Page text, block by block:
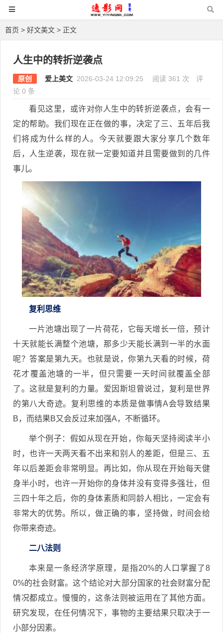
首页 > 好文美文 > 正文
人生中的转折逆袭点
原创 爱上美文 2026-03-24 12:09:25 阅读 361 次
评
论 0 条
看见这里，或许对你人生中的转折逆袭点，会有一
定的帮助。我们现在正在做的事，决定了三、五年后我
们将成为什么样的人。今天就要跟大家分享几个数年
后，人生逆袭，现在就一定要知道并且需要做到的几件
事儿。
复利思维
一片池塘出现了一片荷花，它每天增长一倍，预计
十天就能长满整个池塘，那多少天能长满到一半的水面
呢？答案是第九天。也就是说，你第九天看的时候，荷
花才覆盖池塘的一半，但只需要一天时间就覆盖全部
了。这就是复利的力量。爱因斯坦曾说过，复利是世界
的第八大奇迹。复利思维的本质是做事情A会导致结果
B，而结果B又会反过来加强A，不断循环。
举个例子：假如从现在开始，你每天坚持阅读半小
时，也许一天两天看不出来和别人的差距，但是三、五
年以后差距会非常明显。再比如，你从现在开始每天健
身半小时，也许一开始你的身体并没有变得多强壮，但
三四十年之后，你的身体素质和同龄人相比，一定会有
非常大的优势。所以，做正确的事，坚持做，时间会给
你带来奇迹。
二八法则
本来是一条经济学原理，是指20%的人口掌握了8
0%的社会财富。这个结论对大部分国家的社会财富分配
情况都成立。慢慢的，这条法则被运用在了其他方面。
研究发现，在任何情况下，事物的主要结果只取决于一
小部分因素。